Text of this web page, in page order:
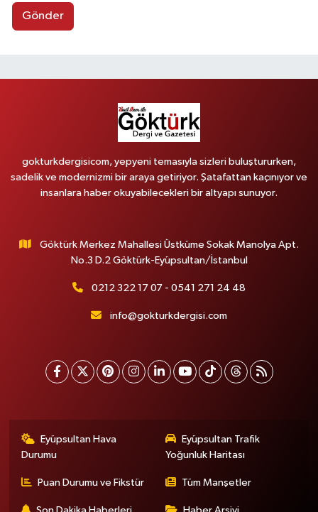
Gönder
gokturkdergisicom, yepyeni temasıyla sizleri buluştururken,
sadelik ve modernizmi bir araya getiriyor. Şatafattan kaçınıyor ve
insanlara haber okuyabilecekleri bir altyapı sunuyor.
Göktürk Merkez Mahallesi Üstküme Sokak Manolya Apt.
No.3 D.2 Göktürk-Eyüpsultan/İstanbul
0212 322 17 07 - 0541 271 24 48
info@gokturkdergisi.com
Eyüpsultan Hava
Durumu
Eyüpsultan Trafik
Yoğunluk Haritası
Puan Durumu ve Fikstür Tüm Manşetler